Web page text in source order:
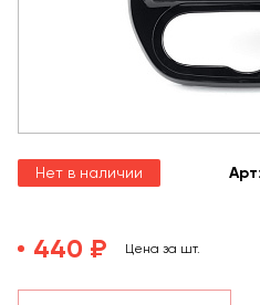
Нет в наличии Арт:
440 ₽ Цена за шт.